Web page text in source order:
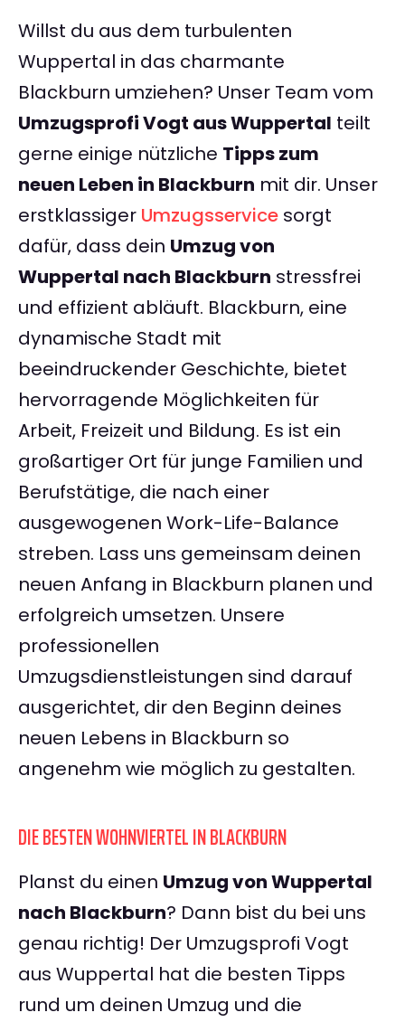
Willst du aus dem turbulenten
Wuppertal in das charmante
Blackburn umziehen? Unser Team vom
Umzugsprofi Vogt aus Wuppertal teilt
gerne einige nützliche Tipps zum
neuen Leben in Blackburn mit dir. Unser
erstklassiger Umzugsservice sorgt
dafür, dass dein Umzug von
Wuppertal nach Blackburn stressfrei
und effizient abläuft. Blackburn, eine
dynamische Stadt mit
beeindruckender Geschichte, bietet
hervorragende Möglichkeiten für
Arbeit, Freizeit und Bildung. Es ist ein
großartiger Ort für junge Familien und
Berufstätige, die nach einer
ausgewogenen Work-Life-Balance
streben. Lass uns gemeinsam deinen
neuen Anfang in Blackburn planen und
erfolgreich umsetzen. Unsere
professionellen
Umzugsdienstleistungen sind darauf
ausgerichtet, dir den Beginn deines
neuen Lebens in Blackburn so
angenehm wie möglich zu gestalten.
DIE BESTEN WOHNVIERTEL IN BLACKBURN
Planst du einen Umzug von Wuppertal
nach Blackburn? Dann bist du bei uns
genau richtig! Der Umzugsprofi Vogt
aus Wuppertal hat die besten Tipps
rund um deinen Umzug und die